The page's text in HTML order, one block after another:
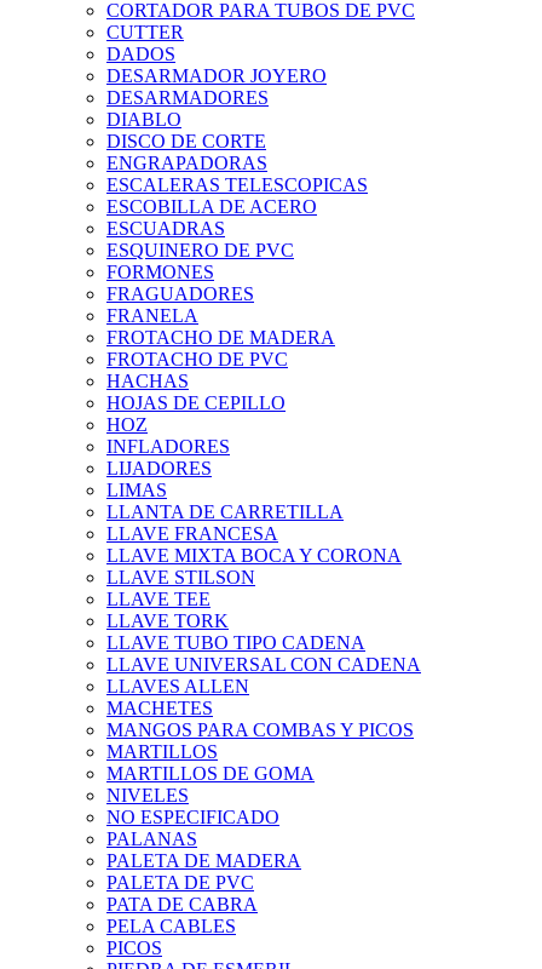
CORTADOR PARA TUBOS DE PVC
CUTTER
DADOS
DESARMADOR JOYERO
DESARMADORES
DIABLO
DISCO DE CORTE
ENGRAPADORAS
ESCALERAS TELESCOPICAS
ESCOBILLA DE ACERO
ESCUADRAS
ESQUINERO DE PVC
FORMONES
FRAGUADORES
FRANELA
FROTACHO DE MADERA
FROTACHO DE PVC
HACHAS
HOJAS DE CEPILLO
HOZ
INFLADORES
LIJADORES
LIMAS
LLANTA DE CARRETILLA
LLAVE FRANCESA
LLAVE MIXTA BOCA Y CORONA
LLAVE STILSON
LLAVE TEE
LLAVE TORK
LLAVE TUBO TIPO CADENA
LLAVE UNIVERSAL CON CADENA
LLAVES ALLEN
MACHETES
MANGOS PARA COMBAS Y PICOS
MARTILLOS
MARTILLOS DE GOMA
NIVELES
NO ESPECIFICADO
PALANAS
PALETA DE MADERA
PALETA DE PVC
PATA DE CABRA
PELA CABLES
PICOS